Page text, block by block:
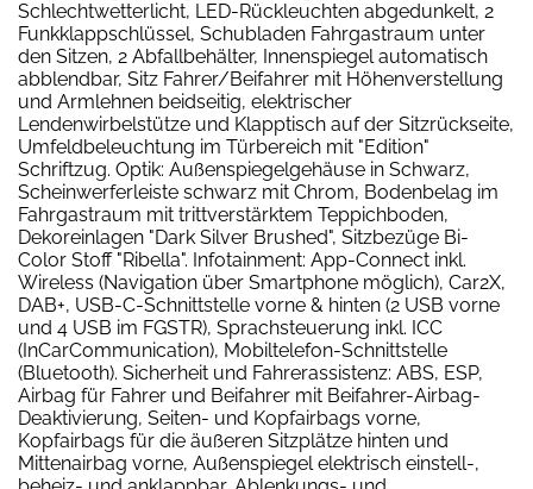
Schlechtwetterlicht, LED-Rückleuchten abgedunkelt, 2
Funkklappschlüssel, Schubladen Fahrgastraum unter
den Sitzen, 2 Abfallbehälter, Innenspiegel automatisch
abblendbar, Sitz Fahrer/Beifahrer mit Höhenverstellung
und Armlehnen beidseitig, elektrischer
Lendenwirbelstütze und Klapptisch auf der Sitzrückseite,
Umfeldbeleuchtung im Türbereich mit "Edition"
Schriftzug. Optik: Außenspiegelgehäuse in Schwarz,
Scheinwerferleiste schwarz mit Chrom, Bodenbelag im
Fahrgastraum mit trittverstärktem Teppichboden,
Dekoreinlagen "Dark Silver Brushed", Sitzbezüge Bi-
Color Stoff "Ribella". Infotainment: App-Connect inkl.
Wireless (Navigation über Smartphone möglich), Car2X,
DAB+, USB-C-Schnittstelle vorne & hinten (2 USB vorne
und 4 USB im FGSTR), Sprachsteuerung inkl. ICC
(InCarCommunication), Mobiltelefon-Schnittstelle
(Bluetooth). Sicherheit und Fahrerassistenz: ABS, ESP,
Airbag für Fahrer und Beifahrer mit Beifahrer-Airbag-
Deaktivierung, Seiten- und Kopfairbags vorne,
Kopfairbags für die äußeren Sitzplätze hinten und
Mittenairbag vorne, Außenspiegel elektrisch einstell-,